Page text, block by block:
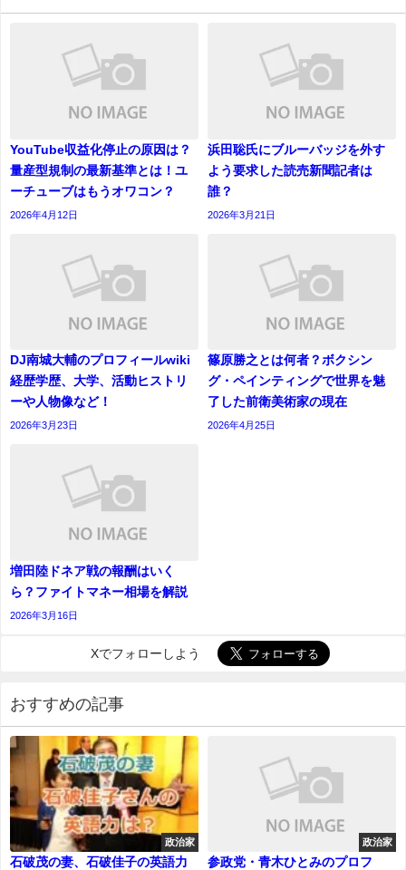
YouTube収益化停止の原因は？
量産型規制の最新基準とは！ユ
ーチューブはもうオワコン？
2026年4月12日
浜田聡氏にブルーバッジを外す
よう要求した読売新聞記者は
誰？
2026年3月21日
DJ南城大輔のプロフィールwiki
経歴学歴、大学、活動ヒストリ
ーや人物像など！
2026年3月23日
篠原勝之とは何者？ボクシン
グ・ペインティングで世界を魅
了した前衛美術家の現在
2026年4月25日
増田陸ドネア戦の報酬はいく
ら？ファイトマネー相場を解説
2026年3月16日
Xでフォローしよう
おすすめの記事
政治家
石破茂の妻、石破佳子の英語力
政治家
参政党・青木ひとみのプロフ